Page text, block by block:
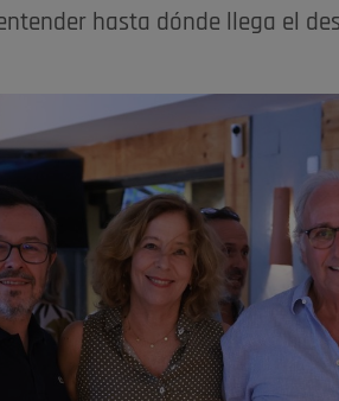
hasta dónde llega el